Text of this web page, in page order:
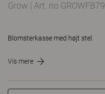
Grow | Art. no GROWFB79
Blomsterkasse med højt stel.
Vis mere